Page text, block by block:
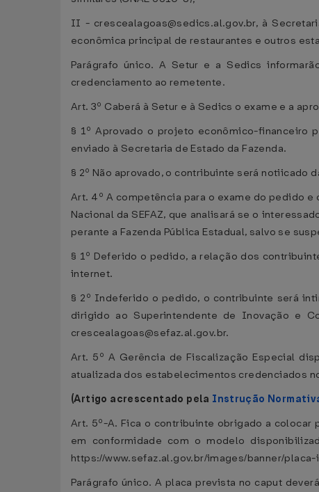
II - crescealagoas@sedics.al.gov.br, à
econômica principal de restaurantes e outros
Parágrafo único. A Setur e a Sedics
credenciamento ao remetente.
Art. 3º Caberá à Setur e à Sedics o exame e a
§ 1º Aprovado o projeto econômico-financeiro
enviado à Secretaria de Estado da Fazenda.
§ 2º Não aprovado, o contribuinte será notiicado
Art. 4º A competência para o exame do pedido
Nacional da SEFAZ, que analisará se o
perante a Fazenda Pública Estadual, salvo se
§ 1º Deferido o pedido, a relação dos
internet.
§ 2º Indeferido o pedido, o contribuinte será
dirigido ao Superintendente de Inovação e
crescealagoas@sefaz.al.gov.br.
Art. 5º A Gerência de Fiscalização Especial
atualizada dos estabelecimentos credenciados
(Artigo acrescentado pela Instrução
Art. 5º-A. Fica o contribuinte obrigado a
em conformidade com o modelo
https://www.sefaz.al.gov.br/images/banner/
Parágrafo único. A placa prevista no caput